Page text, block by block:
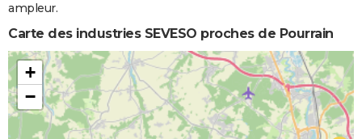
ampleur.
Carte des industries SEVESO proches de Pourrain
+
−